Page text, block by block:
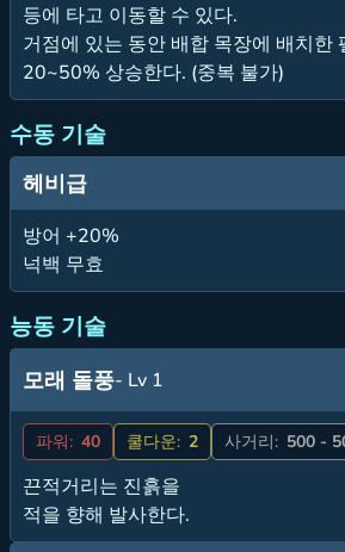
등에 타고 이동할 수 있다.
거점에 있는 동안 배합 목장에 배치한
20~50% 상승한다. (중복 불가)
수동 기술
헤비급
방어 +20%
넉백 무효
능동 기술
모래 돌풍- Lv 1
파워: 40 쿨다운: 2 사거리: 500 -
끈적거리는 진흙을
적을 향해 발사한다.